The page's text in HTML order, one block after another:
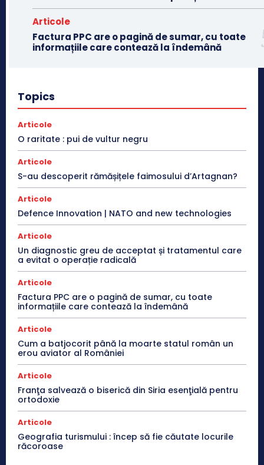
Articole
Factura PPC are o pagină de sumar, cu toate
informațiile care contează la îndemână
Topics
Articole
O raritate : pui de vultur negru
Articole
S-au descoperit rămășițele faimosului d’Artagnan?
Articole
Defence Innovation | NATO and new technologies
Articole
Un diagnostic greu de acceptat și tratamentul care
a evitat o operație radicală
Articole
Factura PPC are o pagină de sumar, cu toate
informațiile care contează la îndemână
Articole
Cum a batjocorit până la moarte statul român un
erou aviator al României
Articole
Franţa salvează o biserică din Siria esenţială pentru
ortodoxie
Articole
Geografia turismului : încep să fie căutate locurile
răcoroase